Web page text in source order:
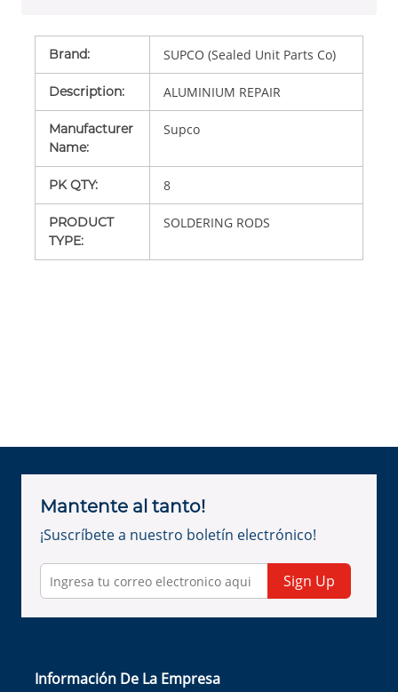
Brand: SUPCO (Sealed Unit Parts Co)
Description: ALUMINIUM REPAIR
Manufacturer
Name:
Supco
PK QTY: 8
PRODUCT
TYPE:
SOLDERING RODS
Mantente al tanto!
¡Suscríbete a nuestro boletín electrónico!
Sign Up
Información De La Empresa